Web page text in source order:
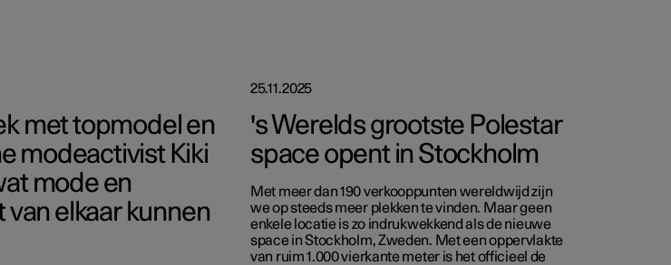
met topmodel en
modeactivist Kiki
mode en
van elkaar kunnen
25.11.2025
's Werelds grootste Polestar
space opent in Stockholm
Met meer dan 190 verkooppunten wereldwijd zijn
we op steeds meer plekken te vinden. Maar geen
enkele locatie is zo indrukwekkend als de nieuwe
space in Stockholm, Zweden. Met een oppervlakte
van ruim 1.000 vierkante meter is het officieel de